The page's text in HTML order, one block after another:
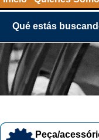
Qué estás
Peça/